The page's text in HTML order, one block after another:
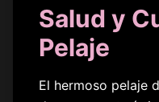
Salud y
Pelaje
El hermoso pelaje